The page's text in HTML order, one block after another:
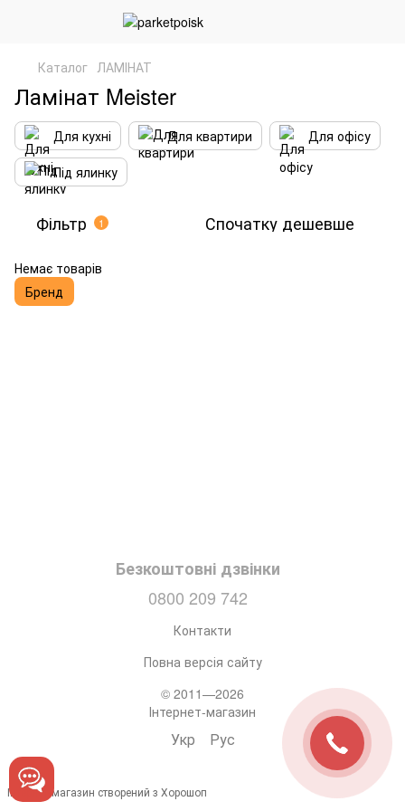
Каталог ЛАМІНАТ
Ламінат Meister
Для кухні Для квартири
Для офісу
Під ялинку
Фільтр 1 Спочатку дешевше
Немає товарів
Бренд
Безкоштовні дзвінки
0800 209 742
Контакти
Повна версія сайту
© 2011—2026
Інтернет-магазин
Укр Рус
Інтернет-магазин створений з Хорошоп